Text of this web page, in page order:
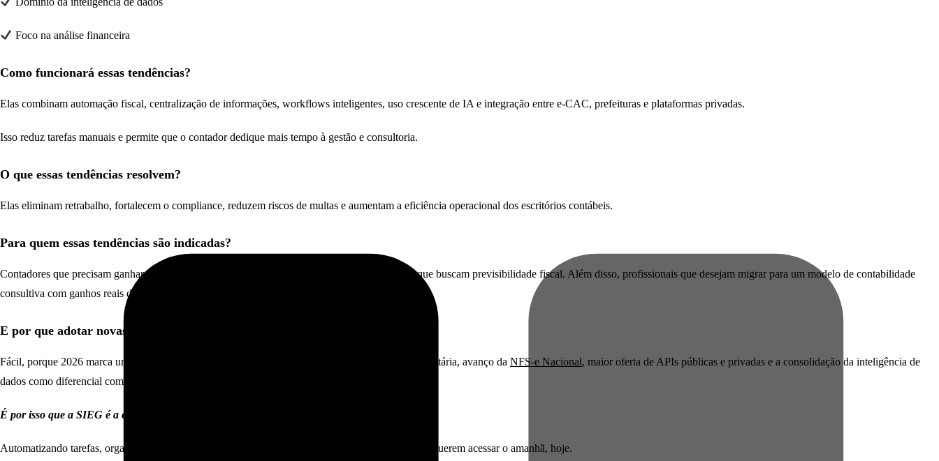
Foco na análise financeira
Como funcionará essas tendências?
Elas combinam automação fiscal, centralização de informações, workflows inteligentes, uso crescente de IA e integração entre e-CAC, prefeituras e plataformas privadas.
Isso reduz tarefas manuais e permite que o contador dedique mais tempo à gestão e consultoria.
O que essas tendências resolvem?
Elas eliminam retrabalho, fortalecem o compliance, reduzem riscos de multas e aumentam a eficiência operacional dos escritórios contábeis.
Para quem essas tendências são indicadas?
Contadores que precisam ganhar escala, escritórios com alto volume de obrigações e empresas que buscam previsibilidade fiscal. Além disso, profissionais que desejam migrar para um modelo de contabilidade
consultiva com ganhos reais de produtividade.
E por que adotar novas tecnologias?
Fácil, porque 2026 marca um ponto de virada. Afinal, são mais obrigações, início da Reforma Tributária, avanço da NFS-e Nacional, maior oferta de APIs públicas e privadas e a consolidação da inteligência de
dados como diferencial competitivo.
É por isso que a SIEG é a escolha de + 20 mil escritórios contábeis pelo Brasil!
Automatizando tarefas, organizando pendências e garantindo previsibilidade aos profissionais que querem acessar o amanhã, hoje.